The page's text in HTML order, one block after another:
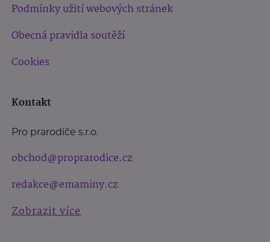
Podmínky užití webových stránek
Obecná pravidla soutěží
Cookies
Kontakt
Pro prarodiče s.r.o.
obchod@proprarodice.cz
redakce@emaminy.cz
Zobrazit více